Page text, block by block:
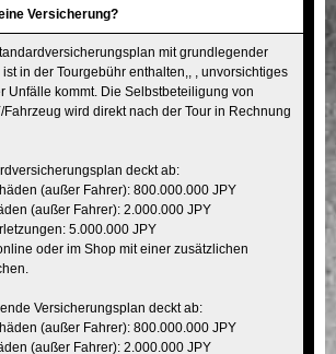
Versicherung?
mit grundlegender
in der Tourgebühr enthalten,, , unvorsichtiges
Unfälle kommt. Die Selbstbeteiligung von
Fahrzeug wird direkt nach der Tour in Rechnung
deckt ab:
(außer Fahrer): 800.000.000 JPY
(außer Fahrer): 2.000.000 JPY
5.000.000 JPY
oder im Shop mit einer zusätzlichen
Versicherungsplan deckt ab:
(außer Fahrer): 800.000.000 JPY
(außer Fahrer): 2.000.000 JPY